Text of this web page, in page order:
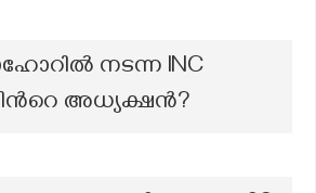
നടന്ന INC
അധ്യക്ഷന്‍?